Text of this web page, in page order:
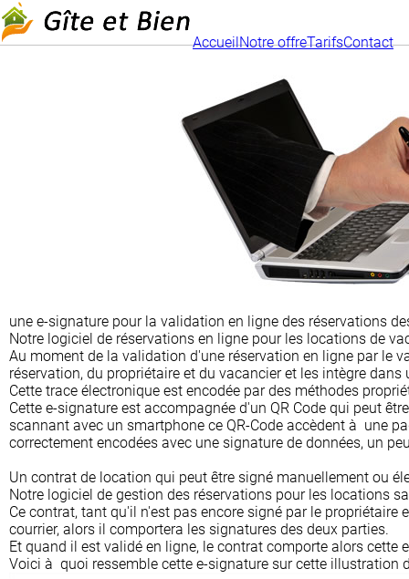
AccueilNotre offreTarifsContact
une e-signature pour la validation en ligne des réservations
Notre logiciel de réservations en ligne pour les locations de
Au moment de la validation d'une réservation en ligne par le
réservation, du propriétaire et du vacancier et les intègre dans
Cette trace électronique est encodée par des méthodes
Cette e-signature est accompagnée d'un QR Code qui peut
scannant avec un smartphone ce QR-Code accèdent à une
correctement encodées avec une signature de données, un
Un contrat de location qui peut être signé manuellement ou
Notre logiciel de gestion des réservations pour les locations
Ce contrat, tant qu'il n'est pas encore signé par le
courrier, alors il comportera les signatures des deux parties.
Et quand il est validé en ligne, le contrat comporte alors cette
Voici à quoi ressemble cette e-signature sur cette illustration